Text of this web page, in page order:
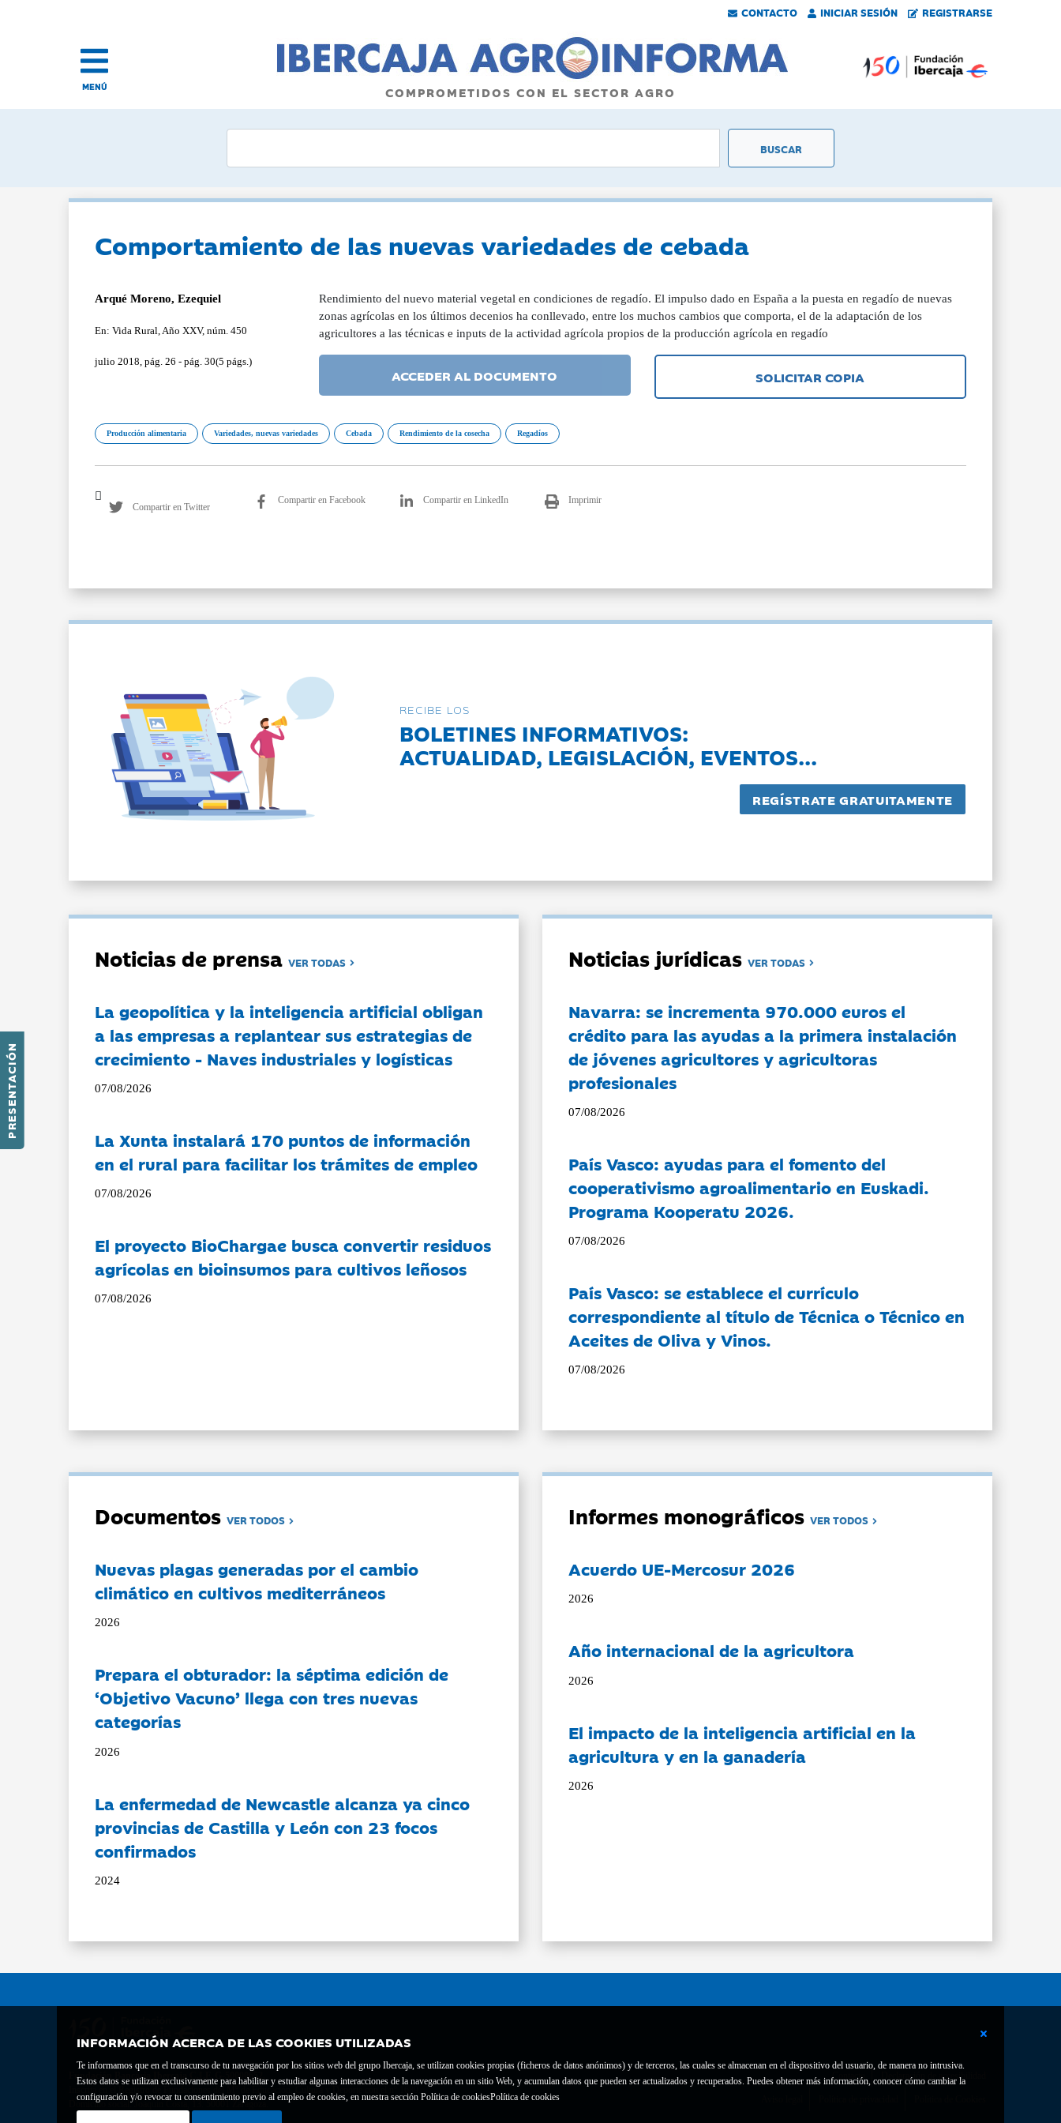
CONTACTO INICIAR SESIÓN REGISTRARSE
PRESENTACIÓN
MENÚ COMPROMETIDOS CON EL SECTOR AGRO
INFORMACIÓN ACERCA DE LAS COOKIES UTILIZADAS
Te informamos que en el transcurso de tu navegación por los sitios web del grupo Ibercaja, se utilizan cookies propias (ficheros de datos anónimos) y de terceros, las cuales se almacenan en el dispositivo del usuario, de manera no intrusiva.
Estos datos se utilizan exclusivamente para habilitar y estudiar algunas interacciones de la navegación en un sitio Web, y acumulan datos que pueden ser actualizados y recuperados. Puedes obtener más información, conocer cómo cambiar la
configuración y/o revocar tu consentimiento previo al empleo de cookies, en nuestra sección Política de cookiesPolítica de cookies
Comportamiento de las nuevas variedades de cebada
Arqué Moreno, Ezequiel
En: Vida Rural, Año XXV, núm. 450
julio 2018, pág. 26 - pág. 30(5 págs.)
Rendimiento del nuevo material vegetal en condiciones de regadío. El impulso dado en España a la puesta en regadío de nuevas
zonas agrícolas en los últimos decenios ha conllevado, entre los muchos cambios que comporta, el de la adaptación de los
agricultores a las técnicas e inputs de la actividad agrícola propios de la producción agrícola en regadío
ACCEDER AL DOCUMENTO SOLICITAR COPIA
Producción alimentaria Variedades, nuevas variedades Cebada Rendimiento de la cosecha Regadíos
Compartir en Twitter
Compartir en Facebook Compartir en LinkedIn Imprimir
RECIBE LOS
BOLETINES INFORMATIVOS:
ACTUALIDAD, LEGISLACIÓN, EVENTOS...
Noticias de prensaVER TODAS
La geopolítica y la inteligencia artificial obligan
a las empresas a replantear sus estrategias de
crecimiento - Naves industriales y logísticas
07/08/2026
La Xunta instalará 170 puntos de información
en el rural para facilitar los trámites de empleo
07/08/2026
El proyecto BioChargae busca convertir residuos
agrícolas en bioinsumos para cultivos leñosos
07/08/2026
Noticias jurídicasVER TODAS
Navarra: se incrementa 970.000 euros el
crédito para las ayudas a la primera instalación
de jóvenes agricultores y agricultoras
profesionales
07/08/2026
País Vasco: ayudas para el fomento del
cooperativismo agroalimentario en Euskadi.
Programa Kooperatu 2026.
07/08/2026
País Vasco: se establece el currículo
correspondiente al título de Técnica o Técnico en
Aceites de Oliva y Vinos.
07/08/2026
DocumentosVER TODOS
Nuevas plagas generadas por el cambio
climático en cultivos mediterráneos
2026
Prepara el obturador: la séptima edición de
‘Objetivo Vacuno’ llega con tres nuevas
categorías
2026
La enfermedad de Newcastle alcanza ya cinco
provincias de Castilla y León con 23 focos
confirmados
2024
Informes monográficosVER TODOS
Acuerdo UE-Mercosur 2026
2026
Año internacional de la agricultora
2026
El impacto de la inteligencia artificial en la
agricultura y en la ganadería
2026
Fundación Bancaria Ibercaja C.I.F. G-50000652.
Inscrita en el Registro de Fundaciones del Mº de Educación, Cultura y Deporte con el nº 1689.
Domicilio social: Joaquín Costa, 13. 50001 Zaragoza.
Contacto Declaración de accesibilidad